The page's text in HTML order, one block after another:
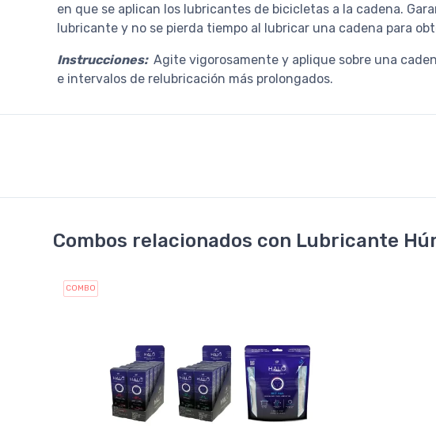
en que se aplican los lubricantes de bicicletas a la cadena.
lubricante y no se pierda tiempo al lubricar una cadena para
Instrucciones: Agite vigorosamente y aplique sobre una
e intervalos de relubricación más prolongados.
Combos relacionados con Lubricante
COMBO